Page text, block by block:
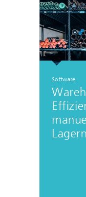
Software
Lagern